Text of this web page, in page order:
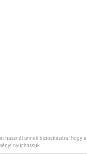
használ annak biztosítására, hogy a
nyújthassuk